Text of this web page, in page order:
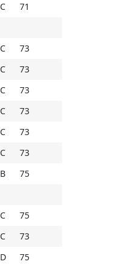
C
71
C
73
C
73
C 73
C
73
C
73
C
73
B 75
C 75
C
73
D 75